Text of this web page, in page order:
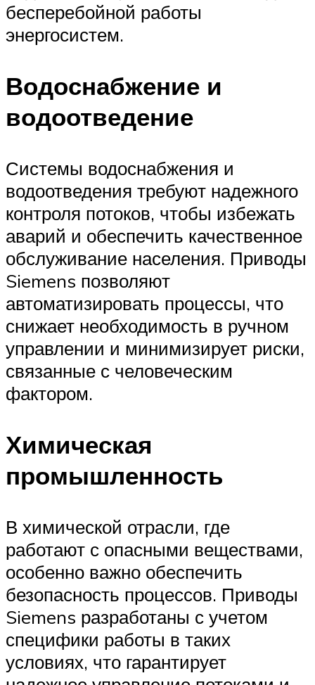
бесперебойной работы
энергосистем.
Водоснабжение и
водоотведение
Системы водоснабжения и
водоотведения требуют надежного
контроля потоков, чтобы избежать
аварий и обеспечить качественное
обслуживание населения. Приводы
Siemens позволяют
автоматизировать процессы, что
снижает необходимость в ручном
управлении и минимизирует риски,
связанные с человеческим
фактором.
Химическая
промышленность
В химической отрасли, где
работают с опасными веществами,
особенно важно обеспечить
безопасность процессов. Приводы
Siemens разработаны с учетом
специфики работы в таких
условиях, что гарантирует